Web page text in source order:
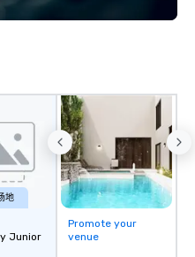
地
Junior
Promote your
venue